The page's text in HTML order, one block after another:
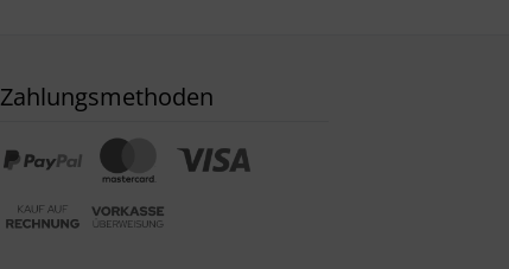
Zahlungsmethoden